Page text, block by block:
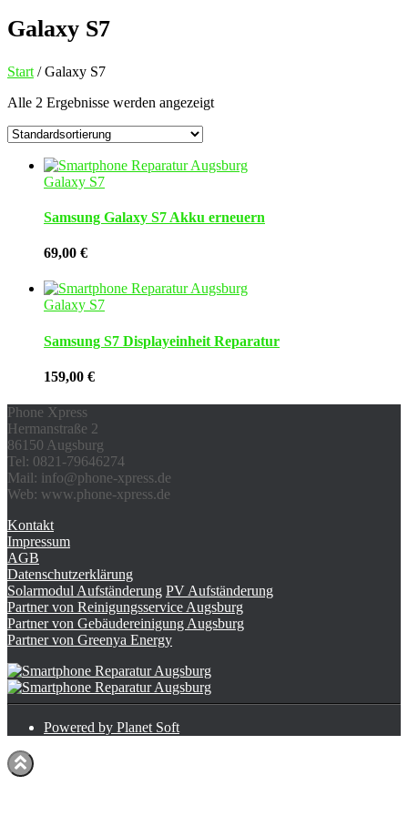
Galaxy S7
Start / Galaxy S7
Alle 2 Ergebnisse werden angezeigt
Galaxy S7
Samsung Galaxy S7 Akku erneuern
69,00 €
Galaxy S7
Samsung S7 Displayeinheit Reparatur
159,00 €
Phone Xpress
Hermanstraße 2
86150 Augsburg
Tel: 0821-79646274
Mail: info@phone-xpress.de
Web: www.phone-xpress.de
Kontakt
Impressum
AGB
Datenschutzerklärung
Solarmodul Aufständerung PV Aufständerung
Partner von Reinigungsservice Augsburg
Partner von Gebäudereinigung Augsburg
Partner von Greenya Energy
Powered by Planet Soft